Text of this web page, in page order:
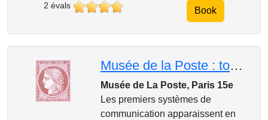
2 évals Book
Musée de la Poste : toute une aventure des communications!
Musée de La Poste, Paris 15e
Les premiers systèmes de
communication apparaissent en